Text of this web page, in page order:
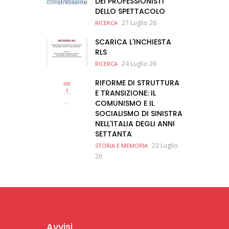
DELLO SPETTACOLO
RICERCA 27 Luglio 26
SCARICA L'INCHIESTA
RLS
RICERCA 24 Luglio 26
RIFORME DI STRUTTURA
E TRANSIZIONE: IL
COMUNISMO E IL
SOCIALISMO DI SINISTRA
NELL'ITALIA DEGLI ANNI
SETTANTA
STORIA E MEMORIA 23 Luglio
26